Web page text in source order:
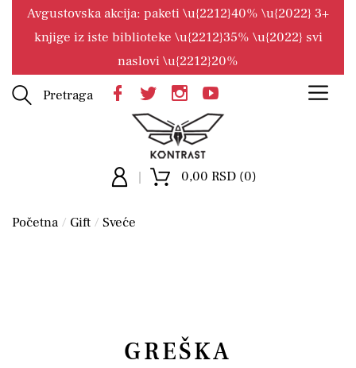
Avgustovska akcija: paketi \u{2212}40% \u{2022} 3+
knjige iz iste biblioteke \u{2212}35% \u{2022} svi
naslovi \u{2212}20%
Pretraga
0,00 RSD (0)
Početna Gift Sveće
GREŠKA